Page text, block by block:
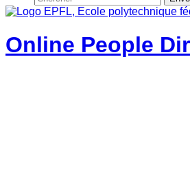
Online People